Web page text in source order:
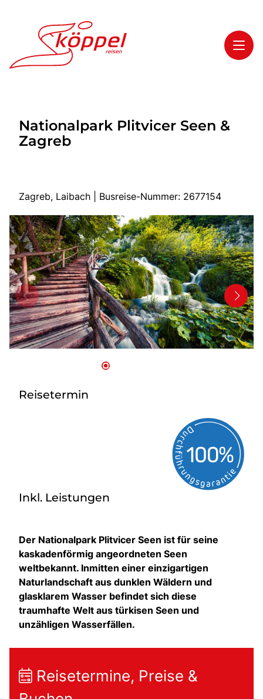
Highlights
Service
Start
Mehrtagesreisen
Tagesreisen
Bus anmieten
Service
Kontakt
Nationalpark Plitvicer Seen &
Zagreb
Zagreb, Laibach | Busreise-Nummer: 2677154
Reisetermin
Inkl. Leistungen
Der Nationalpark Plitvicer Seen ist für seine
kaskadenförmig angeordneten Seen
weltbekannt. Inmitten einer einzigartigen
Naturlandschaft aus dunklen Wäldern und
glasklarem Wasser befindet sich diese
traumhafte Welt aus türkisen Seen und
unzähligen Wasserfällen.
Reisetermine, Preise &